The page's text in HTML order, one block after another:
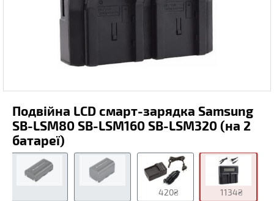
Подвійна LCD смарт-зарядка Samsung
SB-LSM80 SB-LSM160 SB-LSM320 (на 2
батареї)
420₴ 1134₴